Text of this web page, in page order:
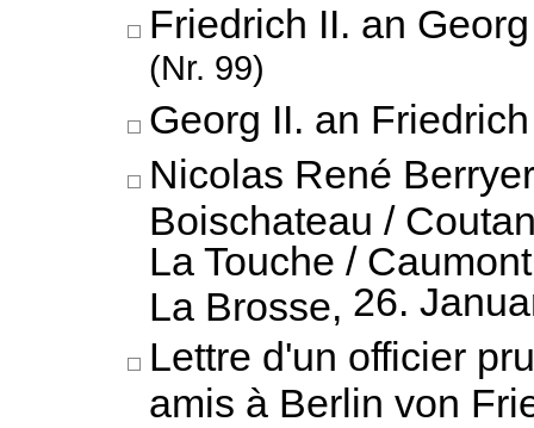
Friedrich II. an
(Nr. 99)
Georg II. an
Nicolas René
Boischateau /
La Touche /
La Brosse, 26.
Lettre d'un officier
amis à Berlin von